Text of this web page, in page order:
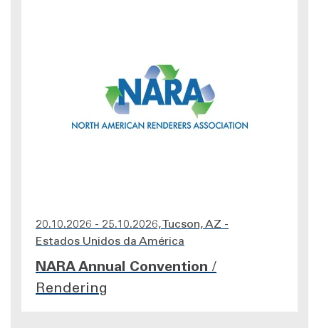
20.10.2026 - 25.10.2026, Tucson, AZ -
Estados Unidos da América
NARA Annual Convention /
Rendering